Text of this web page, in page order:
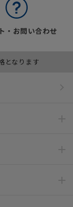
・お問い合わせ
となります